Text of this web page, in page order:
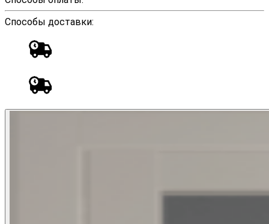
Способы доставки: